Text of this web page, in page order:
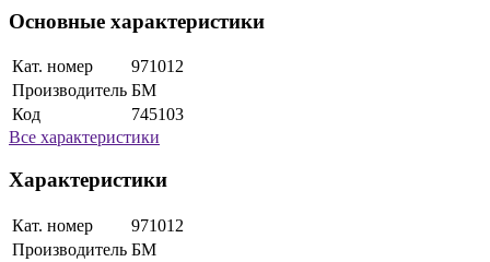
Основные характеристики
Кат. номер
971012
Производитель БМ
Код
745103
Все характеристики
Характеристики
Кат. номер
971012
Производитель БМ